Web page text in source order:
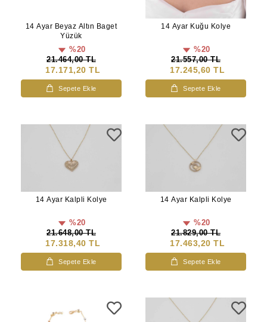
14 Ayar Beyaz Altın Baget
Yüzük
%20
21.464,00 TL
17.171,20 TL
Sepete Ekle
14 Ayar Kuğu Kolye
%20
21.557,00 TL
17.245,60 TL
Sepete Ekle
14 Ayar Kalpli Kolye
%20
21.648,00 TL
17.318,40 TL
Sepete Ekle
14 Ayar Kalpli Kolye
%20
21.829,00 TL
17.463,20 TL
Sepete Ekle